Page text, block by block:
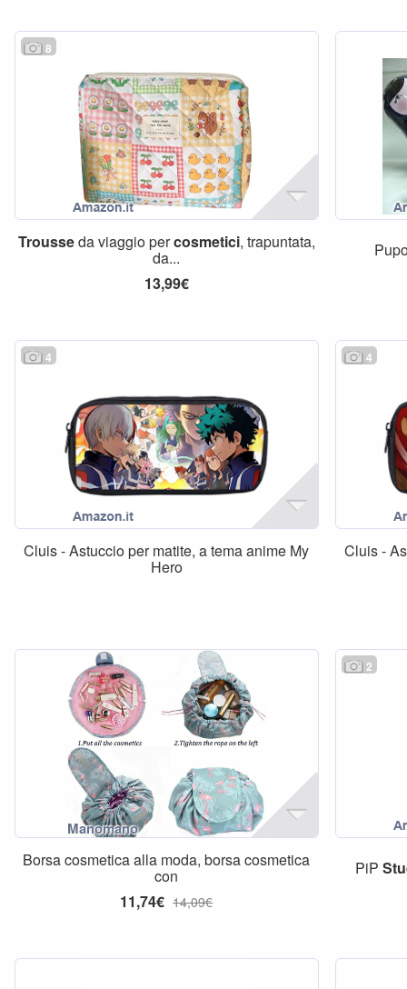
8
Trousseda viaggio percosmetici, trapuntata,
da...
13,99€
4
Cluis - Astuccio per matite, a tema anime My
Hero
4
Cluis -
Borsa cosmetica alla moda, borsa cosmetica
con
11,74€ 14,09€
2
PiP